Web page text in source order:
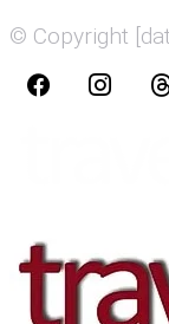
© Copyright